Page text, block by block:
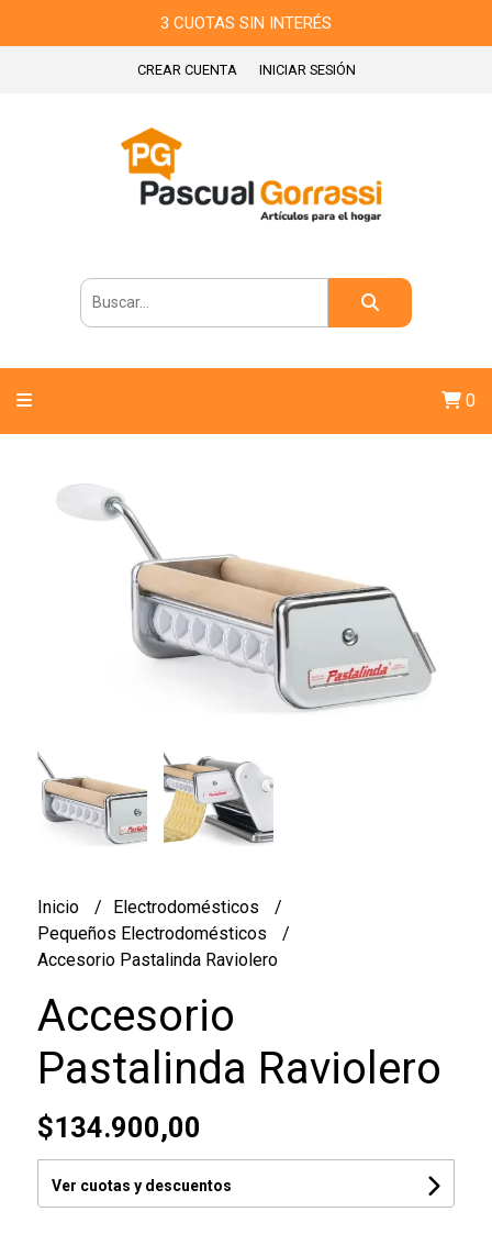
3 CUOTAS SIN INTERÉS
CREAR CUENTA INICIAR SESIÓN
0
Inicio
Electrodomésticos
Pequeños Electrodomésticos
Accesorio Pastalinda Raviolero
Accesorio
Pastalinda Raviolero
$134.900,00
Ver cuotas y descuentos